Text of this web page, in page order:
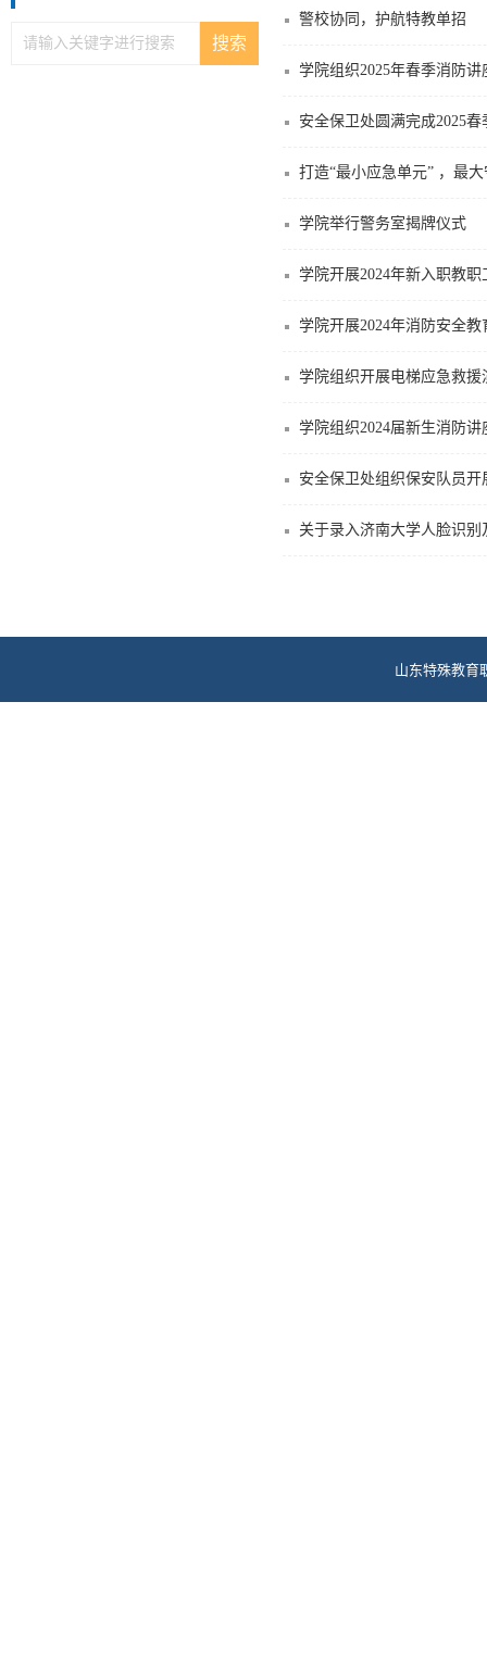
警校协同，护航特教单招
学院组织2025年春季消防
安全保卫处圆满完成2025
打造“最小应急单元” ，最
学院举行警务室揭牌仪式
学院开展2024年新入职教
学院开展2024年消防安全教
学院组织开展电梯应急救援
学院组织2024届新生消防
安全保卫处组织保安队员
关于录入济南大学人脸识
山东特殊教育